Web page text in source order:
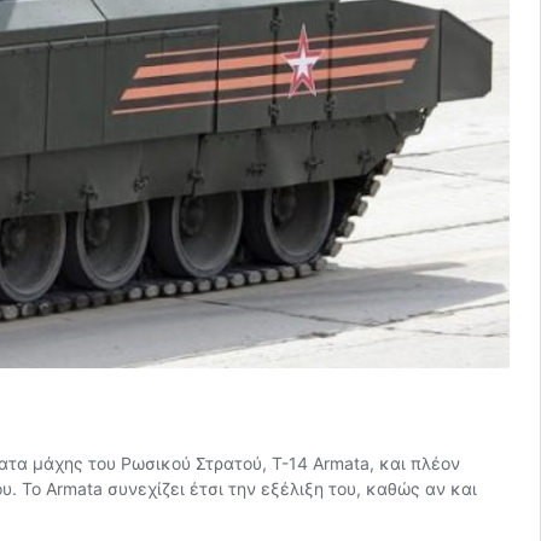
μάχης του Ρωσικού Στρατού, T-14 Armata, και πλέον
Armata συνεχίζει έτσι την εξέλιξη του, καθώς αν και